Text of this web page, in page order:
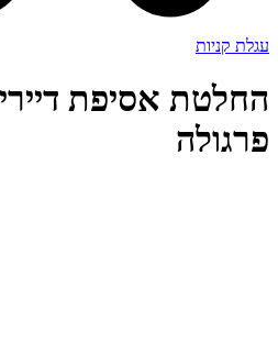
עגלת קניות
החלטת אסיפת
פרגולה